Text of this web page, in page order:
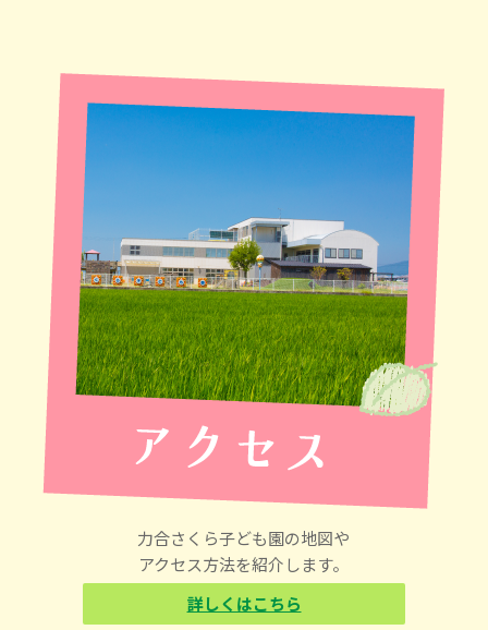
力合さくら子ども園の地図や
アクセス方法を紹介します。
詳しくはこちら